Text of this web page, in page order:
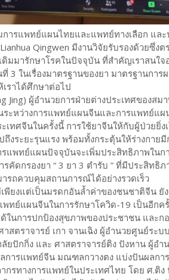
ารแพทย์แผนไทยและแพทย์ทางเลือก แล
Qingwen มีงานวิจัยรับรองด้วยซึ่ง
มมารักษาโรคในปัจจุบัน ที่สำคัญเราสนใจ
3 ในเรื่องมาตรฐานของยา มาตรฐานการ
ราได้ศึกษาต่อไป
Jing) ผู้อำนวยการฝ่ายต่างประเทศของส
ะหว่างการแพทย์แผนจีนและการแพทย์แ
เทศจีนในครั้งนี้ การใช้ยาจีนให้กับผู้ป่วยยิ่
งระยะรุนแรง พร้อมทั้งกระตุ้นให้ร่างกาย
แพทย์แผนปัจจุบันจะเพิ่มประสิทธิภาพในก
รคัดกรองยา “ 3 ยา 3 ตำรับ ” ที่มีประสิทธิ
รถควบคุมสถานการณ์ได้อย่างรวดเร็ว
พียงแต่เป็นมรดกอันล้ำค่าของชนชาติจีน
พทย์แผนจีนในการรักษาโควิด-19 เป็นอีก
ในการปกป้องสุขภาพของประชาชน และก
สตราจารย์ เกา จานเฉิง ผู้อำนวยศูนย์ระบ
ยปักกิ่ง และ ศาสตราจารย์ติง ปังหาน ผู้อำ
ลการแพทย์จีน มณฑลกวางตง แบ่งปันผลกา
กรทางการแพทย์ในประเทศไทย โดย ศ.ติง